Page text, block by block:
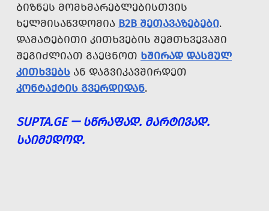
ᲑᲘᲖᲜᲔᲡ ᲛᲝᲛᲮᲛᲐᲠᲔᲑᲚᲔᲑᲘᲡᲗᲕᲘᲡ
ᲮᲔᲚᲛᲘᲡᲐᲬᲕᲓᲝᲛᲘᲐ B2B ᲨᲔᲗᲐᲕᲐᲖᲔᲑᲔᲑᲘ.
ᲓᲐᲛᲐᲢᲔᲑᲘᲗᲘ ᲙᲘᲗᲮᲕᲔᲑᲘᲡ ᲨᲔᲛᲗᲮᲕᲔᲕᲐᲨᲘ
ᲨᲔᲒᲘᲫᲚᲘᲐᲗ ᲒᲐᲔᲪᲜᲝᲗ ᲮᲨᲘᲠᲐᲓ ᲓᲐᲡᲛᲣᲚ
ᲙᲘᲗᲮᲕᲔᲑᲡ ᲐᲜ ᲓᲐᲒᲕᲘᲙᲐᲕᲨᲘᲠᲓᲔᲗ
ᲙᲝᲜᲢᲐᲥᲢᲘᲡ ᲒᲕᲔᲠᲓᲘᲓᲐᲜ.
SUPTA.GE — ᲡᲬᲠᲐᲤᲐᲓ. ᲛᲐᲠᲢᲘᲕᲐᲓ.
ᲡᲐᲘᲛᲔᲓᲝᲓ.